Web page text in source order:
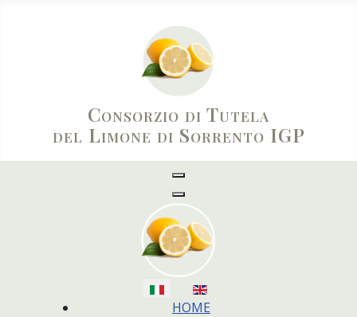
Consorzio di Tutela
del Limone di Sorrento IGP
Seleziona la tua lingua
HOME